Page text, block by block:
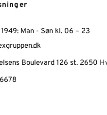
9: Man - Søn kl. 06 – 23
Boulevard 126 st. 2650